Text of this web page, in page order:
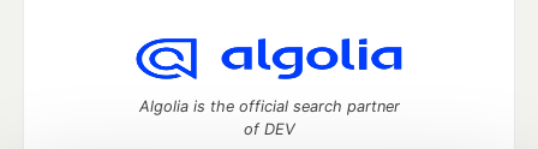
Algolia is the official search partner
of DEV